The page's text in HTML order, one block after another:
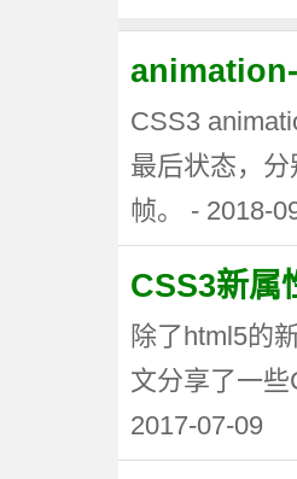
CSS3
最后状态，
帧。 - 2018-
CSS3新属
除了html5的
文分享了一
2017-07-09